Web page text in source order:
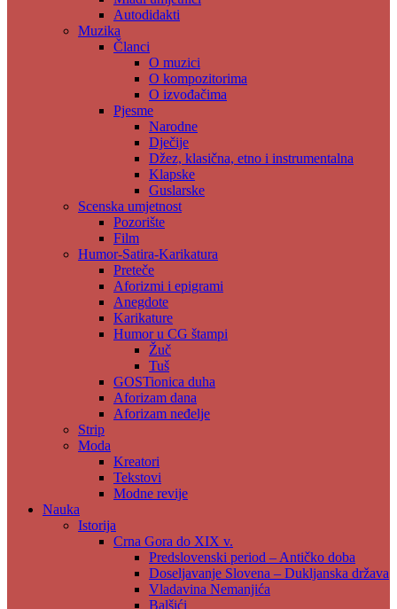
Autodidakti
Muzika
Članci
O muzici
O kompozitorima
O izvođačima
Pjesme
Narodne
Dječije
Džez, klasična, etno i instrumentalna
Klapske
Guslarske
Scenska umjetnost
Pozorište
Film
Humor-Satira-Karikatura
Preteče
Aforizmi i epigrami
Anegdote
Karikature
Humor u CG štampi
Žuč
Tuš
GOSTionica duha
Aforizam dana
Aforizam neđelje
Strip
Moda
Kreatori
Tekstovi
Modne revije
Nauka
Istorija
Crna Gora do XIX v.
Predslovenski period – Antičko doba
Doseljavanje Slovena – Dukljanska država
Vladavina Nemanjića
Balšići